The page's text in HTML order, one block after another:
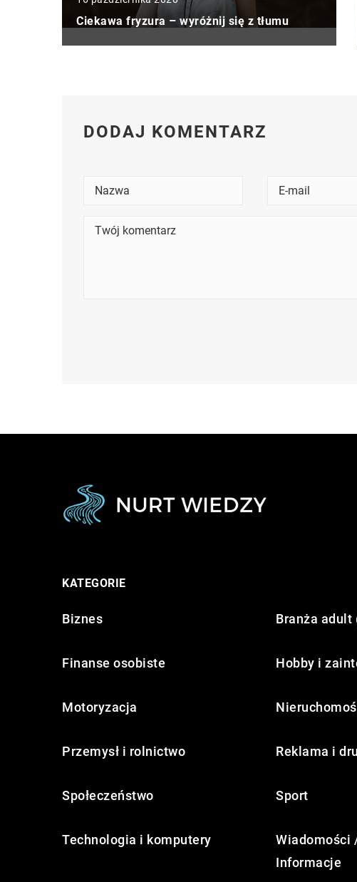
Ciekawa fryzura – wyróżnij się z tłumu
DODAJ KOMENTARZ
KATEGORIE
Biznes Branża adult
Finanse osobiste Hobby i
Motoryzacja
Przemysł i rolnictwo Reklama i
Społeczeństwo Sport
Technologia i komputery
Wiadomości
Informacje